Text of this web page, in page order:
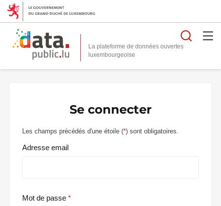
La plateforme de données ouvertes
Se connecter
Les champs précédés d'une étoile (*) sont obligatoires.
Adresse email
Mot de passe